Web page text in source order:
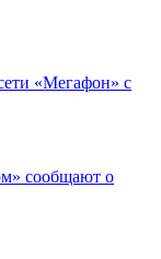
«Мегафон» с
сообщают о